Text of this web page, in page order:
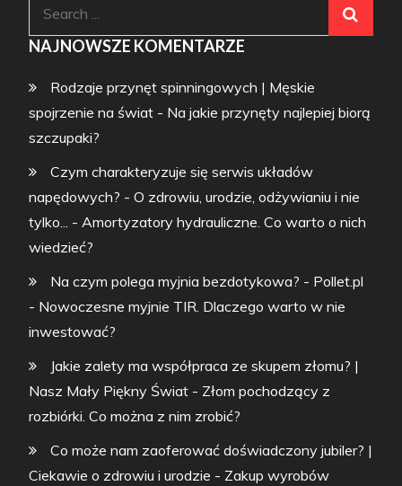
NAJNOWSZE KOMENTARZE
Rodzaje przynęt spinningowych | Męskie
spojrzenie na świat - Na jakie przynęty najlepiej biorą
szczupaki?
Czym charakteryzuje się serwis układów
napędowych? - O zdrowiu, urodzie, odżywianiu i nie
tylko... -Amortyzatory hydrauliczne. Co warto o nich
wiedzieć?
Na czym polega myjnia bezdotykowa? - Pollet.pl
- Nowoczesne myjnie TIR. Dlaczego warto w nie
inwestować?
Jakie zalety ma współpraca ze skupem złomu? |
Nasz Mały Piękny Świat - Złom pochodzący z
rozbiórki. Co można z nim zrobić?
Co może nam zaoferować doświadczony jubiler? |
Ciekawie o zdrowiu i urodzie - Zakup wyrobów